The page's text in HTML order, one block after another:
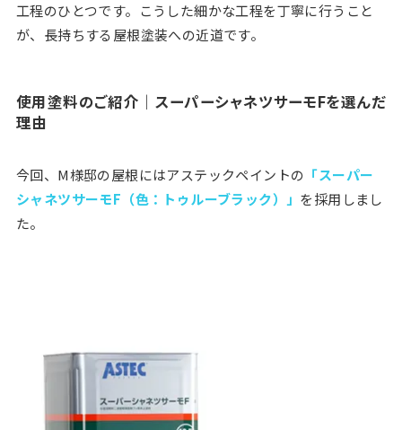
工程のひとつです。こうした細かな工程を丁寧に行うこと
が、長持ちする屋根塗装への近道です。
使用塗料のご紹介｜スーパーシャネツサーモFを選んだ
理由
今回、M様邸の屋根にはアステックペイントの 「スーパー
シャネツサーモF（色：トゥルーブラック）」 を採用しまし
た。